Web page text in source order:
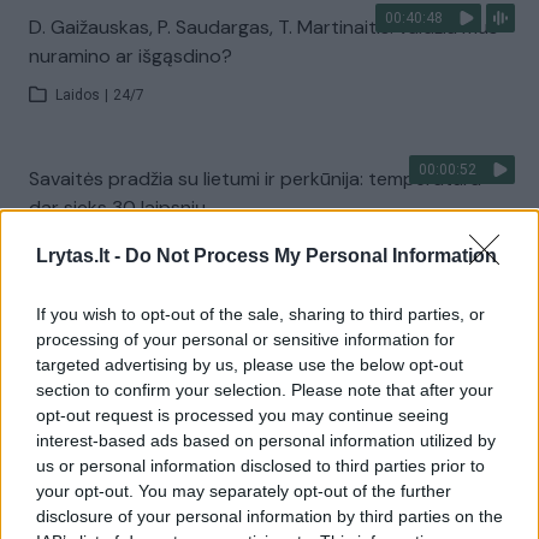
Lrytas.lt - Do Not Process My Personal Information
If you wish to opt-out of the sale, sharing to third parties, or
processing of your personal or sensitive information for
targeted advertising by us, please use the below opt-out
section to confirm your selection. Please note that after your
opt-out request is processed you may continue seeing
interest-based ads based on personal information utilized by
us or personal information disclosed to third parties prior to
your opt-out. You may separately opt-out of the further
disclosure of your personal information by third parties on the
00:40:48
D. Gaižauskas, P. Saudargas, T. Martinaitis: valdžia mus
nuramino ar išgąsdino?
Laidos 24/7
00:00:52
Savaitės pradžia su lietumi ir perkūnija: temperatūra
dar sieks 30 laipsnių
Žinios | Orai
Visi įrašai
Žiūrimiausi įrašai
00:00:30
Vaizdai iš tragiškos avarijos Vilniaus r.: dviejų moterų ir